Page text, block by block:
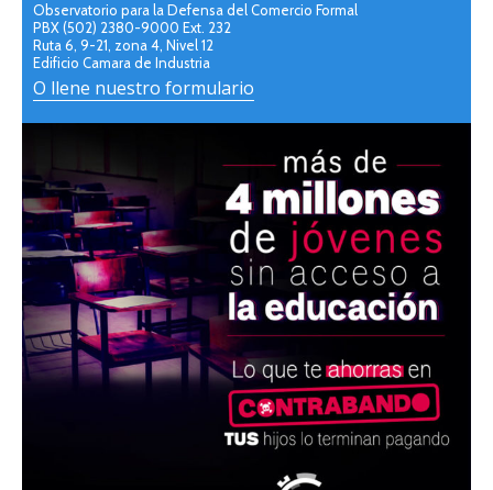
Observatorio para la Defensa del Comercio Formal
PBX (502) 2380-9000 Ext. 232
Ruta 6, 9-21, zona 4, Nivel 12
Edificio Camara de Industria
O llene nuestro formulario